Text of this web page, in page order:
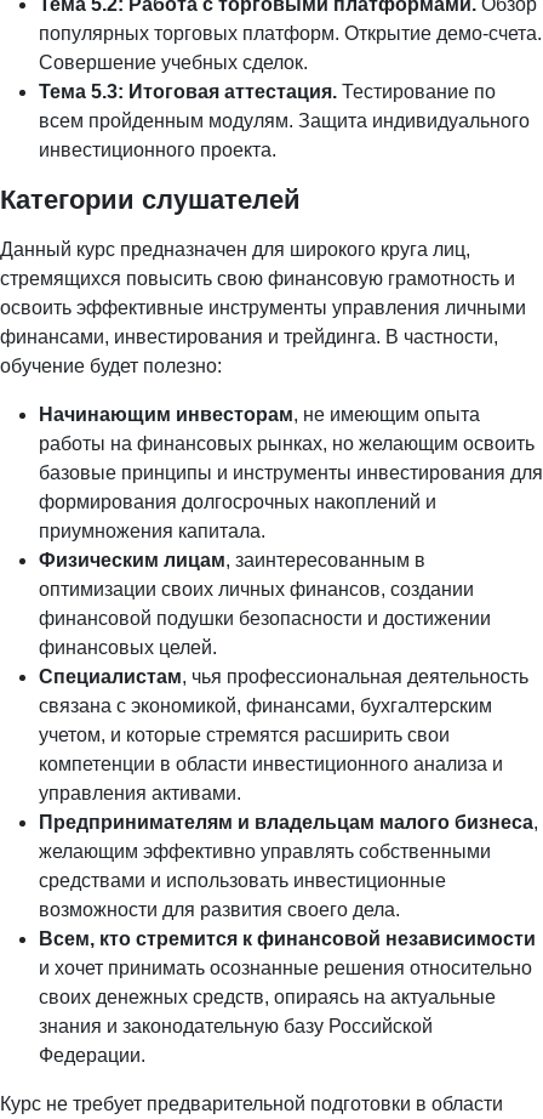
Тема 5.2: Работа с торговыми платформами. Обзор
популярных торговых платформ. Открытие демо-счета.
Совершение учебных сделок.
Тема 5.3: Итоговая аттестация. Тестирование по
всем пройденным модулям. Защита индивидуального
инвестиционного проекта.
Категории слушателей
Данный курс предназначен для широкого круга лиц,
стремящихся повысить свою финансовую грамотность и
освоить эффективные инструменты управления личными
финансами, инвестирования и трейдинга. В частности,
обучение будет полезно:
Начинающим инвесторам, не имеющим опыта
работы на финансовых рынках, но желающим освоить
базовые принципы и инструменты инвестирования для
формирования долгосрочных накоплений и
приумножения капитала.
Физическим лицам, заинтересованным в
оптимизации своих личных финансов, создании
финансовой подушки безопасности и достижении
финансовых целей.
Специалистам, чья профессиональная деятельность
связана с экономикой, финансами, бухгалтерским
учетом, и которые стремятся расширить свои
компетенции в области инвестиционного анализа и
управления активами.
Предпринимателям и владельцам малого бизнеса,
желающим эффективно управлять собственными
средствами и использовать инвестиционные
возможности для развития своего дела.
Всем, кто стремится к финансовой независимости
и хочет принимать осознанные решения относительно
своих денежных средств, опираясь на актуальные
знания и законодательную базу Российской
Федерации.
Курс не требует предварительной подготовки в области